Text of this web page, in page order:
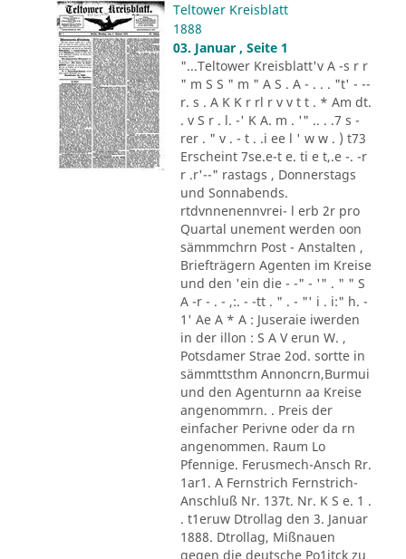
Teltower Kreisblatt
1888
03. Januar , Seite 1
"...Teltower Kreisblatt'v A -s r r
" m S S " m " A S . A - . . . "t' - --
r. s . A K K r rl r v v t t . * Am dt.
. v S r . l. -' K A. m . '" .. . .7 s -
rer . " v . - t . .i ee l ' w w . ) t73
Erscheint 7se.e-t e. ti e t,.e -. -r
r .r'--" rastags , Donnerstags
und Sonnabends.
rtdvnnenennvrei- l erb 2r pro
Quartal unement werden oon
sämmmchrn Post - Anstalten ,
Briefträgern Agenten im Kreise
und den 'ein die - -" - '" . " " S
A -r - . - ,:. - -tt . " . - "' i . i:" h. -
1' Ae A * A : Juseraie iwerden
in der illon : S A V erun W. ,
Potsdamer Strae 2od. sortte in
sämmttsthm Annoncrn,Burmui
und den Agenturnn aa Kreise
angenommrn. . Preis der
einfacher Perivne oder da rn
angenommen. Raum Lo
Pfennige. Ferusmech-Ansch Rr.
1ar1. A Fernstrich Fernstrich-
Anschluß Nr. 137t. Nr. K S e. 1 .
. t1eruw Dtrollag den 3. Januar
1888. Dtrollag, Mißnauen
gegen die deutsche Po1itck zu